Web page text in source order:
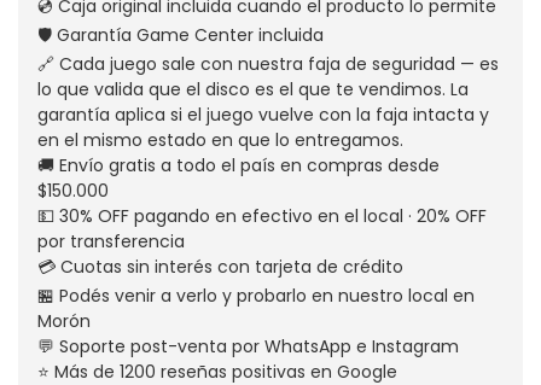
💿 Caja original incluida cuando el producto lo permite
🛡️ Garantía Game Center incluida
🔗 Cada juego sale con nuestra faja de seguridad — es
lo que valida que el disco es el que te vendimos. La
garantía aplica si el juego vuelve con la faja intacta y
en el mismo estado en que lo entregamos.
🚚 Envío gratis a todo el país en compras desde
$150.000
💵 30% OFF pagando en efectivo en el local · 20% OFF
por transferencia
💳 Cuotas sin interés con tarjeta de crédito
🏪 Podés venir a verlo y probarlo en nuestro local en
Morón
💬 Soporte post-venta por WhatsApp e Instagram
⭐ Más de 1200 reseñas positivas en Google